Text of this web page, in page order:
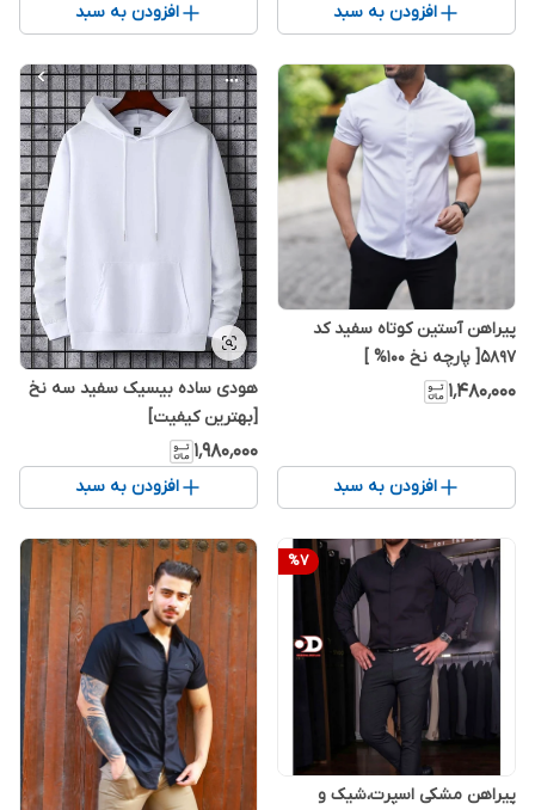
افزودن به سبد افزودن به سبد
پیراهن آستین کوتاه سفید کد
۵۸۹۷[ پارچه نخ 100% ]
۱٬۴۸۰٬۰۰۰
افزودن به سبد
هودی ساده بیسیک سفید سه نخ
[بهترین کیفیت]
۱٬۹۸۰٬۰۰۰
افزودن به سبد
%7
پیراهن مشکی اسپرت،شیک و